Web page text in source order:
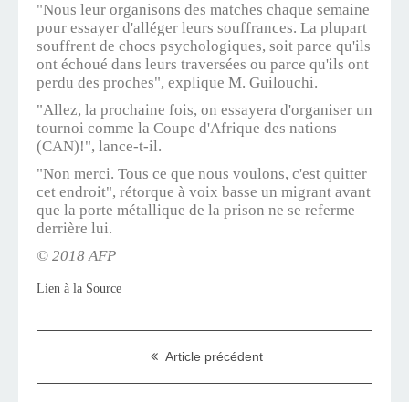
"Nous leur organisons des matches chaque semaine
pour essayer d'alléger leurs souffrances. La plupart
souffrent de chocs psychologiques, soit parce qu'ils
ont échoué dans leurs traversées ou parce qu'ils ont
perdu des proches", explique M. Guilouchi.
"Allez, la prochaine fois, on essayera d'organiser un
tournoi comme la Coupe d'Afrique des nations
(CAN)!", lance-t-il.
"Non merci. Tous ce que nous voulons, c'est quitter
cet endroit", rétorque à voix basse un migrant avant
que la porte métallique de la prison ne se referme
derrière lui.
© 2018 AFP
Lien à la Source
Article précédent